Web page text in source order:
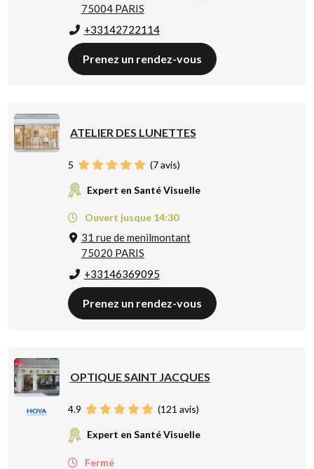
75004 PARIS
+33142722114
Prenez un rendez-vous
ATELIER DES LUNETTES
5 (7avis)
Expert en Santé Visuelle
Ouvert jusque 14:30
31 rue de menilmontant
75020 PARIS
+33146369095
Prenez un rendez-vous
OPTIQUE SAINT JACQUES
4.9 (121 avis)
Expert en Santé Visuelle
Fermé